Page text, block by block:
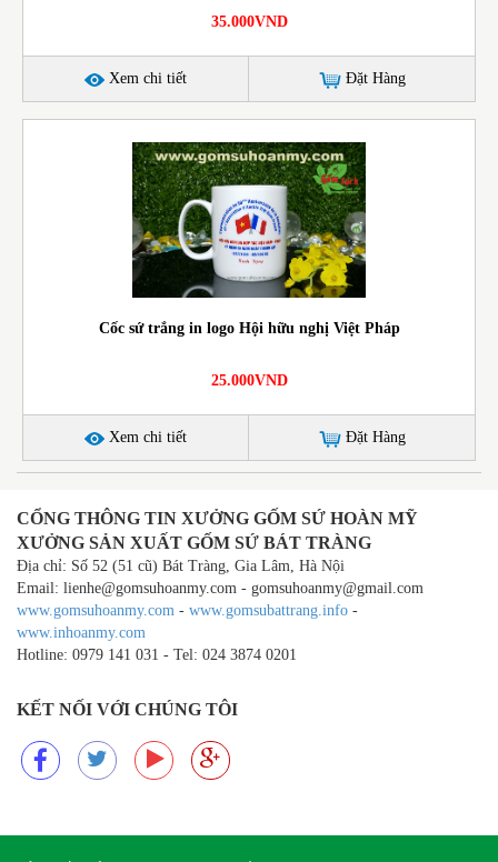
35.000VND
Xem chi tiết Đặt Hàng
Cốc sứ trắng in logo Hội hữu nghị Việt Pháp
25.000VND
Xem chi tiết Đặt Hàng
CỔNG THÔNG TIN XƯỞNG GỐM SỨ HOÀN MỸ
XƯỞNG SẢN XUẤT GỐM SỨ BÁT TRÀNG
Địa chỉ: Số 52 (51 cũ) Bát Tràng, Gia Lâm, Hà Nội
Email: lienhe@gomsuhoanmy.com - gomsuhoanmy@gmail.com
www.gomsuhoanmy.com - www.gomsubattrang.info -
www.inhoanmy.com
Hotline: 0979 141 031 - Tel: 024 3874 0201
KẾT NỐI VỚI CHÚNG TÔI